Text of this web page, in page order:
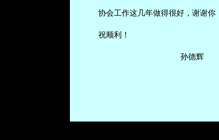
协会工作这几年做得很好，谢谢你
祝顺利！
孙德辉